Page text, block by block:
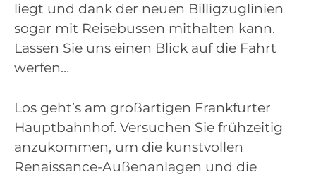
liegt und dank der neuen Billigzuglinien
sogar mit Reisebussen mithalten kann.
Lassen Sie uns einen Blick auf die Fahrt
werfen…
Los geht’s am großartigen Frankfurter
Hauptbahnhof. Versuchen Sie frühzeitig
anzukommen, um die kunstvollen
Renaissance-Außenanlagen und die